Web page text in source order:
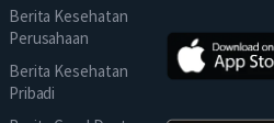
Berita Kesehatan
Perusahaan
Berita Kesehatan
Pribadi